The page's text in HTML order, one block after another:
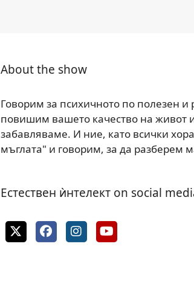
About the show
Говорим за психичното по полезен
повишим вашето качество на живот
забавляваме. И ние, като всички
мъглата" и говорим, за да разберем
Естествен ѝнтелект on social